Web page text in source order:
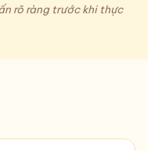
rõ ràng trước khi thực